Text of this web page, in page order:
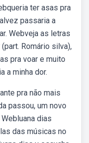
ter asas pra
passaria a
Webveja as letras
Romário silva),
pra voar e muito
a minha dor.
pra não mais
passou, um novo
dias
das músicas no